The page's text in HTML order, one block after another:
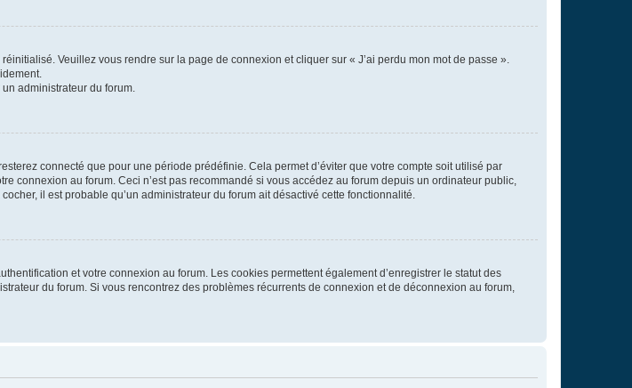
Veuillez vous rendre sur la page de connexion et cliquer sur « J’ai perdu mon mot de passe ».
administrateur du forum.
connecté que pour une période prédéfinie. Cela permet d’éviter que votre compte soit utilisé par
connexion au forum. Ceci n’est pas recommandé si vous accédez au forum depuis un ordinateur public,
il est probable qu’un administrateur du forum ait désactivé cette fonctionnalité.
et votre connexion au forum. Les cookies permettent également d’enregistrer le statut des
du forum. Si vous rencontrez des problèmes récurrents de connexion et de déconnexion au forum,